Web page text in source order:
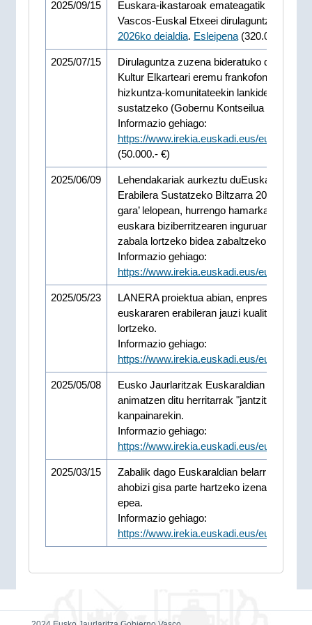
2025/09/15
Euskara-ikastaroak emateagatik Centros
Vascos-Euskal Etxeei dirulaguntzak.
2026ko deialdia. Esleipena(320.000.- €)
2025/07/15
Dirulaguntza zuzena bideratuko dio
Kultur Elkarteari eremu frankofonoko
hizkuntza-komunitateekin lankidetza
sustatzeko (Gobernu Kontseilua 2025-07-
Informazio gehiago:
https://www.irekia.euskadi.eus/eu/news/
(50.000.- €)
2025/06/09
Lehendakariak aurkeztu duEuskararen
Erabilera Sustatzeko Biltzarra 2027an,
gara’ lelopean, hurrengo hamarkadetan
euskara biziberritzearen inguruan
zabala lortzeko bidea zabaltzeko.
Informazio gehiago:
https://www.irekia.euskadi.eus/eu/news/
2025/05/23
LANERA proiektua abian, enpresetan
euskararen erabileran jauzi kualitatiboa
lortzeko.
Informazio gehiago:
https://www.irekia.euskadi.eus/eu/news/
2025/05/08
Eusko Jaurlaritzak Euskaraldian parte
animatzen ditu herritarrak "jantzitxapa"
kanpainarekin.
Informazio gehiago:
https://www.irekia.euskadi.eus/eu/news/
2025/03/15
Zabalik dago Euskaraldian belarriprest eta
ahobizi gisa parte hartzeko izena emateko
epea.
Informazio gehiago:
https://www.irekia.euskadi.eus/eu/news/